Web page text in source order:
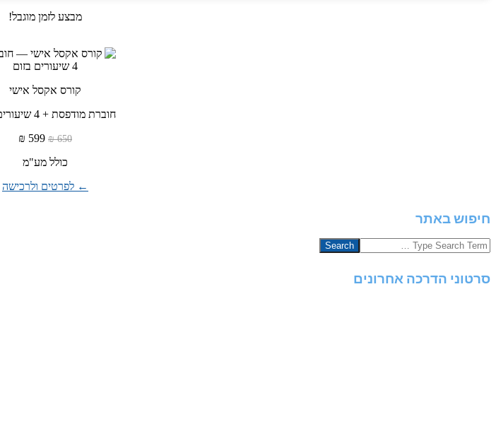
מבצע לזמן מוגבל!
קורס אקסל אישי
חוברת מודפסת + 4 שיעורים בזום
650 ₪
כולל מע"מ
← לפרטים ולרכישה
חיפוש באתר
Search
סרטוני הדרכה אחרונים